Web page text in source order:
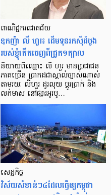
ពាណិជ្ជករជោគជ័យ
ឧកញ៉ា លី ហួរ៖ ដើមទុនរកស៊ីដំបូង
របស់ខ្ញុំកើតចេញពីជ្រូក១ក្បាល
និយាយ​ពី​ឈ្មោះ លី ហួរ មាន​ប្រជាជន​
ភាគ​ច្រើន ប្រាកដ​ជា​ស្គាល់​ច្បាស់​ណាស់
តាមរយៈ លីហួរ ដូរ​លុយ ប្តូរ​បា្រក់ និង​
លក់​មាស នៅ​ផ្សារ​អូរ​ឫ…
សេដ្ឋកិច្ច​
វិស័យ​សំខាន់ៗ​៤​ដែល​ធ្វើ​ឲ្យ​កម្ពុជា​